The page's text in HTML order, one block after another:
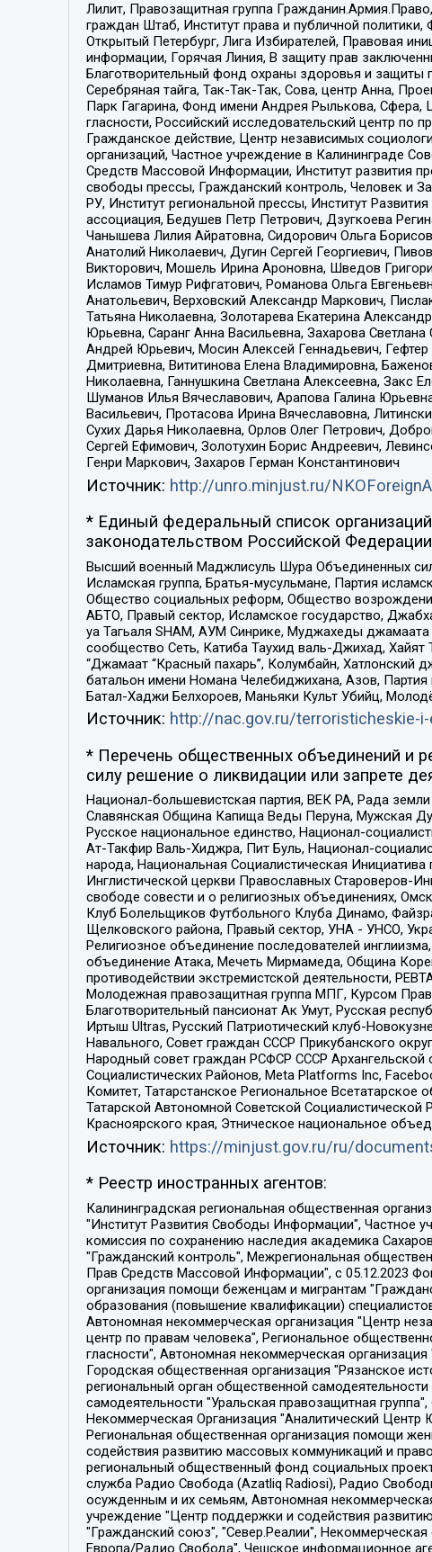
Лилит, Правозащитная группа
граждан Штаб, Институт права и публичной
Открытый Петербург, Лига Избирателей, Правовая
информации, Горячая Линия, В защиту прав
Благотворительный фонд охраны здоровья и
Серебряная тайга, Так-Так-Так, Сова, центр Анна,
Парк Гагарина, Фонд имени Андрея Рылькова, Сфера,
гласности, Российский исследовательский центр по
Гражданское действие, Центр независимых
организаций, Частное учреждение в Калининграде
Средств Массовой Информации, Институт развития
свободы прессы, Гражданский контроль, Человек и
РУ, Институт региональной прессы, Институт
ассоциация, Бедушев Петр Петрович, Дзугкоева
Чанышева Лилия Айратовна, Сидорович Ольга
Анатолий Николаевич, Дугин Сергей Георгиевич,
Викторович, Мошель Ирина Ароновна, Шведов
Исламов Тимур Рифгатович, Романова Ольга
Анатольевич, Верховский Александр Маркович,
Татьяна Николаевна, Золотарева Екатерина
Юрьевна, Саранг Анна Васильевна, Захарова
Андрей Юрьевич, Мосин Алексей Геннадьевич,
Дмитриевна, Вититинова Елена Владимировна,
Николаевна, Ганнушкина Светлана Алексеевна, Закс
Шуманов Илья Вячеславович, Арапова Галина
Васильевич, Протасова Ирина Вячеславовна,
Сухих Дарья Николаевна, Орлов Олег Петрович,
Сергей Ефимович, Золотухин Борис Андреевич,
Генри Маркович, Захаров Герман Константинович
Источник: http://unro.minjust.ru/
* Единый федеральный список
законодательством Российской
Высший военный Маджлисуль Шура Объединенных
Исламская группа, Братья-мусульмане, Партия
Общество социальных реформ, Общество
АБТО, Правый сектор, Исламское государство,
уа Тагьаля SHAM, АУМ Синрике, Муджахеды
сообщество Сеть, Катиба Таухид валь-Джихад,
“Джамаат “Красный пахарь”, Колумбайн, Хатлонский
батальон имени Номана Челебиджихана, Азов,
Батал-Хаджи Белхороев, Маньяки Культ Убийц,
Источник: http://nac.gov.ru/terroristicheskie-
* Перечень общественных объединений и
силу решение о ликвидации или запрете
Национал-большевистская партия, ВЕК РА, Рада
Славянская Община Капища Веды Перуна, Мужская
Русское национальное единство, Национал-
Ат-Такфир Валь-Хиджра, Пит Буль, Национал-
народа, Национальная Социалистическая
Инглистической церкви Православных Староверов-
свободе совести и о религиозных объединениях,
Клуб Болельщиков Футбольного Клуба Динамо,
Щелковского района, Правый сектор, УНА - УНСО,
Религиозное объединение последователей
объединение Атака, Мечеть Мирмамеда, Община
противодействии экстремистской деятельности,
Молодежная правозащитная группа МПГ, Курсом
Благотворительный пансионат Ак Умут, Русская
Иртыш Ultras, Русский Патриотический клуб-
Навального, Совет граждан СССР Прикубанского
Народный совет граждан РСФСР СССР
Социалистических Районов, Meta Platforms Inc,
Комитет, Татарстанское Региональное
Татарской Автономной Советской
Красноярского края, Этническое национальное
Источник: https://minjust.gov.ru/ru/
* Реестр иностранных агентов:
Калининградская региональная общественная организация "Экозащита!-Женсовет", Фонд содействия защите прав и свобод граждан "Общественный вердикт", Фонд "Институт Развития Свободы Информации", Частное учреждение "Информационное агентство МЕМО. РУ", Региональная общественная организация "Общественная комиссия по сохранению наследия академика Сахарова", Фонд поддержки свободы прессы, Санкт-Петербургская общественная правозащитная организация "Гражданский контроль", Межрегиональная общественная организация "Информационно-просветительский центр "Мемориал", Региональный Фонд "Центр Защиты Прав Средств Массовой Информации", с 05.12.2023 Фонд "Центр Защиты Прав Средств массовой информации", Региональная общественная благотворительная организация помощи беженцам и мигрантам "Гражданское содействие", Негосударственное образовательное учреждение дополнительного профессионального образования (повышение квалификации) специалистов "АКАДЕМИЯ ПО ПРАВАМ ЧЕЛОВЕКА", Свердловская региональная общественная организация "Сутяжник", Автономная некоммерческая организация "Центр независимых социологических исследований", Союз общественных объединений "Российский исследовательский центр по правам человека", Региональное общественное учреждение научно-информационный центр "МЕМОРИАЛ", Некоммерческая организация "Фонд защиты гласности", Автономная некоммерческая организация "Институт прав человека", Городская общественная организация "Екатеринбургское общество "МЕМОРИАЛ", Городская общественная организация "Рязанское историко-просветительское и правозащитное общество "Мемориал" (Рязанский Мемориал), Челябинский региональный орган общественной самодеятельности – женское общественное объединение "Женщины Евразии", Челябинский региональный орган общественной самодеятельности "Уральская правозащитная группа", Фонд содействия защите здоровья и социальной справедливости имени Андрея Рылькова, Автономная Некоммерческая Организация "Аналитический Центр Юрия Левады", Автономная некоммерческая организация социальной поддержки населения "Проект Апрель", Региональная общественная организация помощи женщинам и детям, находящимся в кризисной ситуации "Информационно-методический центр "Анна", Фонд содействия развитию массовых коммуникаций и правовому просвещению "Так-так-Так", Фонд содействия устойчивому развитию "Серебряная тайга", Свердловский региональный общественный фонд социальных проектов "Новое время", "Idel.Реалии", Кавказ.Реалии, Крым.Реалии, Телеканал Настоящее Время, Татаро-башкирская служба Радио Свобода (Azatliq Radiosi), Радио Свободная Европа/Радио Свобода (PCE/PC), "Сибирь.Реалии", "Фактограф", Благотворительный фонд помощи осужденным и их семьям, Автономная некоммерческая организация "Институт глобализации и социальных движений", Фонд "В защиту прав заключенных", Частное учреждение "Центр поддержки и содействия развитию средств массовой информации", Пензенский региональный общественный благотворительный фонд "Гражданский союз", "Север.Реалии", Некоммерческая организация Фонд "Правовая инициатива", Общество с ограниченной ответственностью "Радио Свободная Европа/Радио Свобода", Чешское информационное агентство "MEDIUM-ORIENT", Красноярская региональная